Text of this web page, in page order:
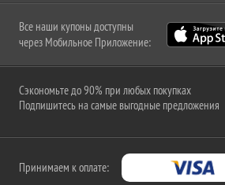
Все наши купоны доступны
через Мобильное Приложение:
Сэкономьте до 90% при любых покупках
Подпишитесь на самые выгодные предложения
Принимаем к оплате: